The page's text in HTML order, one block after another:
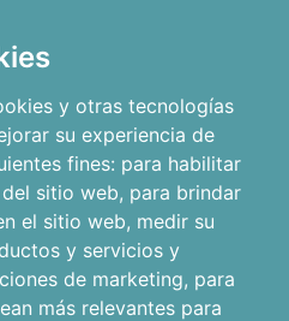
y otras tecnologías
su experiencia de
fines: para habilitar
sitio web, para brindar
el sitio web, medir su
y servicios y
de marketing, para
más relevantes para